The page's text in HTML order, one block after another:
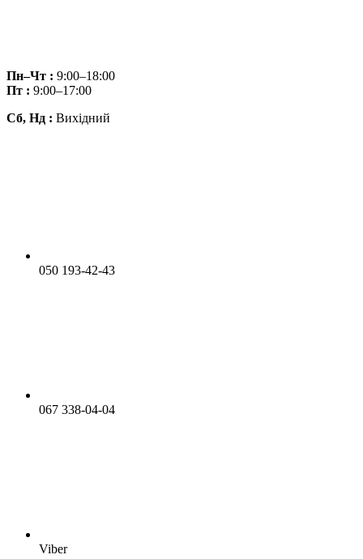
Пн–Чт : 9:00–18:00
Пт : 9:00–17:00
Сб, Нд : Вихідний
050 193-42-43
067 338-04-04
Viber